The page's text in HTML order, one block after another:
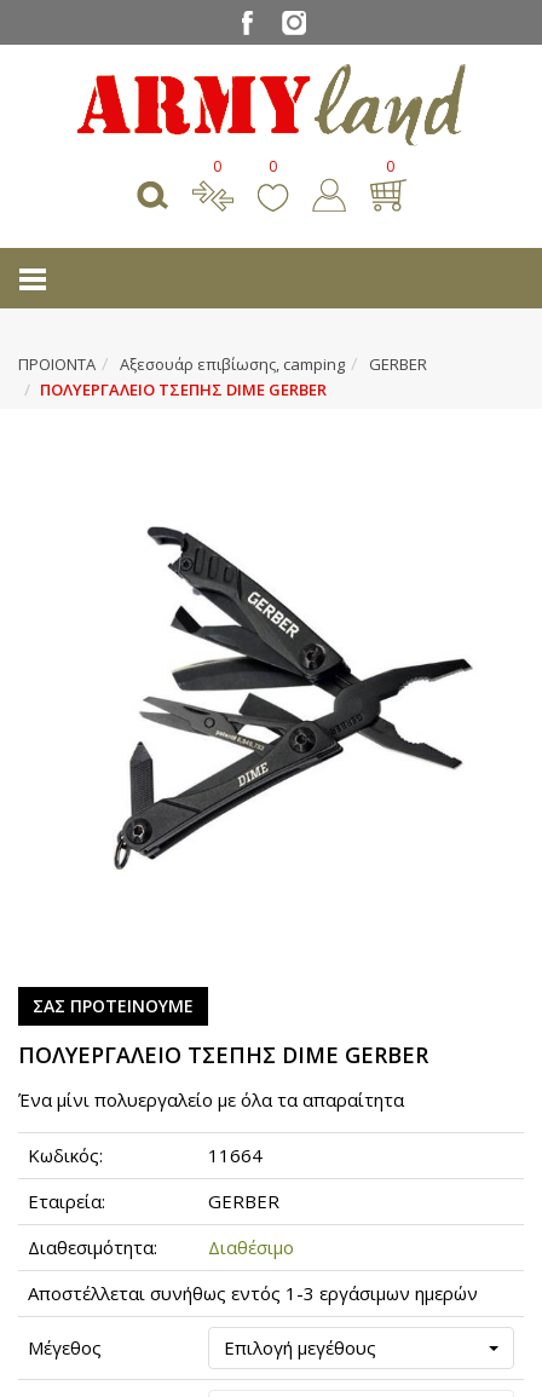
0 0 0
ΠΡΟΙΟΝΤΑ Αξεσουάρ επιβίωσης, camping
GERBER
ΠΟΛΥΕΡΓΑΛΕΙΟ ΤΣΕΠΗΣ DIME GERBER
ΣΑΣ ΠΡΟΤΕΙΝΟΥΜΕ
ΠΟΛΥΕΡΓΑΛΕΙΟ ΤΣΕΠΗΣ DIME GERBER
Ένα μίνι πολυεργαλείο με όλα τα απαραίτητα
Κωδικός:
11664
Εταιρεία:
GERBER
Διαθεσιμότητα:
Διαθέσιμο
Αποστέλλεται συνήθως εντός 1-3 εργάσιμων ημερών
Μέγεθος Επιλογή μεγέθους